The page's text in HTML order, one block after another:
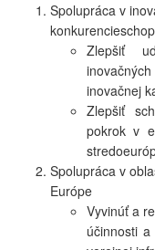
Spolupráca v
Zlepšiť
inovačnej
​Zlepšiť
pokrok v
Spolupráca v
Európe
Vyvinúť a
účinnosti